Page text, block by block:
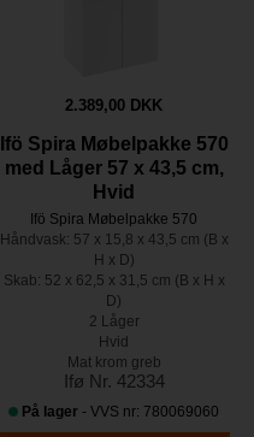
2.389,00 DKK
Ifö Spira Møbelpakke 570
med Låger 57 x 43,5 cm,
Hvid
Ifö Spira Møbelpakke 570
Håndvask: 57 x 15,8 x 43,5 cm (B x
H x D)
Skab: 52 x 62,5 x 31,5 cm (B x H x
D)
2 Låger
Hvid
Mat krom greb
Ifø Nr. 42334
På lager - VVS nr: 780069060